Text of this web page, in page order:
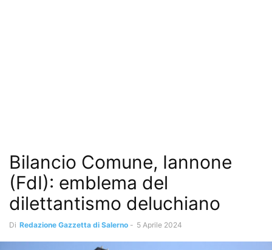
Bilancio Comune, Iannone
(FdI): emblema del
dilettantismo deluchiano
Di Redazione Gazzetta di Salerno - 5 Aprile 2024